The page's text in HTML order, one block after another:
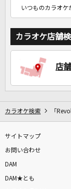
いつものカラオケ
カラオケ店舗
店
カラオケ検索 「
サイトマップ
お問い合わせ
DAM
DAM★とも